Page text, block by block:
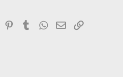
Reddit PinterestTumblrWhatsApp
Email